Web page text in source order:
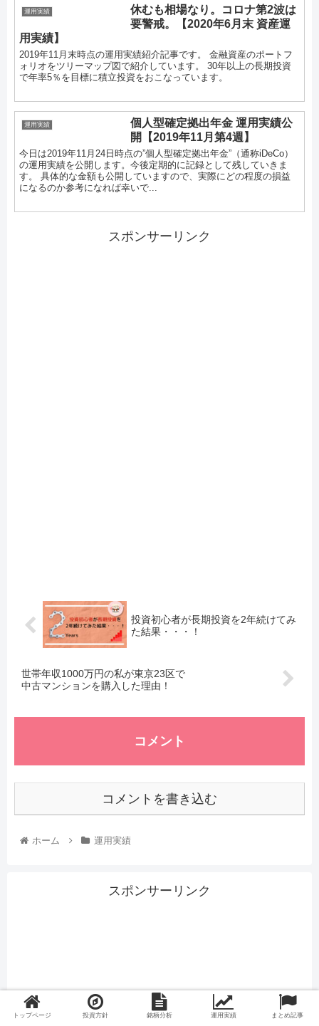
運用実績
休むも相場なり。コロナ第2波は
要警戒。【2020年6月末 資産運
用実績】
2019年11月末時点の運用実績紹介記事です。 金融資産のポートフ
ォリオをツリーマップ図で紹介しています。 30年以上の長期投資
で年率5％を目標に積立投資をおこなっています。
運用実績
個人型確定拠出年金 運用実績公
開【2019年11月第4週】
今日は2019年11月24日時点の”個人型確定拠出年金”（通称iDeCo）
の運用実績を公開します。今後定期的に記録として残していきま
す。 具体的な金額も公開していますので、実際にどの程度の損益
になるのか参考になれば幸いで...
スポンサーリンク
投資初心者が長期投資を2年続けてみ
た結果・・・！
世帯年収1000万円の私が東京23区で
中古マンションを購入した理由！
コメント
コメントを書き込む
ホーム 運用実績
スポンサーリンク
トップページ 投資方針 銘柄分析 運用実績 まとめ記事